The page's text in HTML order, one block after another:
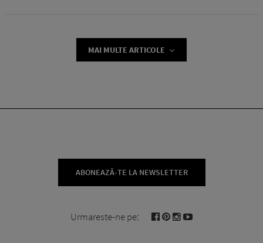
MAI MULTE ARTICOLE
ABONEAZĂ-TE LA NEWSLETTER
Urmareste-ne pe: